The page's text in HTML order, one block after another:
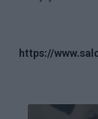
https://